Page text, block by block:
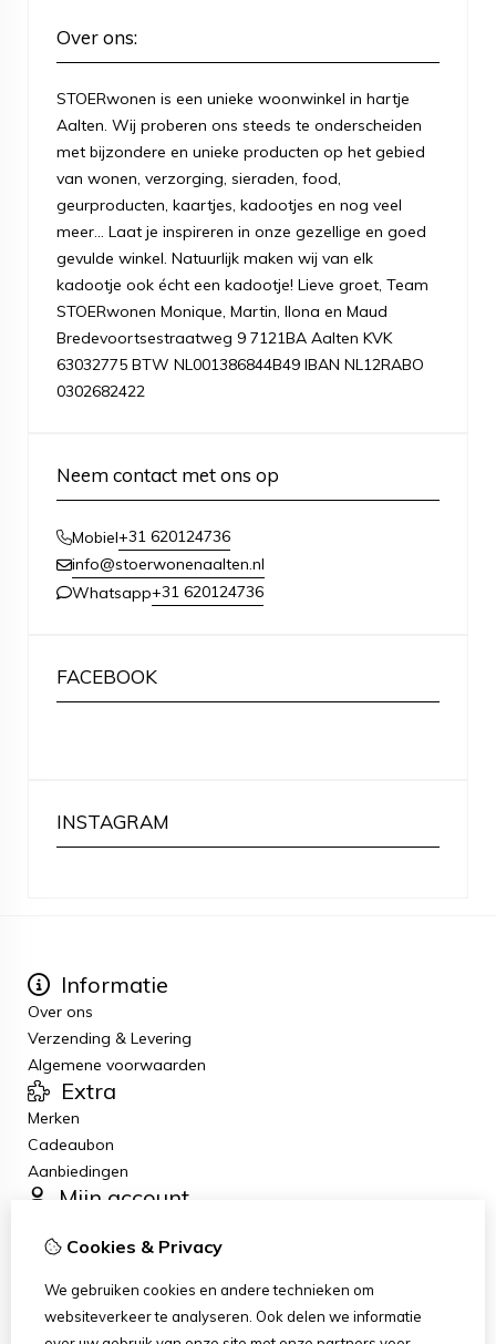
Over ons:
STOERwonen is een unieke woonwinkel in hartje
Aalten. Wij proberen ons steeds te onderscheiden
met bijzondere en unieke producten op het gebied
van wonen, verzorging, sieraden, food,
geurproducten, kaartjes, kadootjes en nog veel
meer... Laat je inspireren in onze gezellige en goed
gevulde winkel. Natuurlijk maken wij van elk
kadootje ook écht een kadootje! Lieve groet, Team
STOERwonen Monique, Martin, Ilona en Maud
Bredevoortsestraatweg 9 7121BA Aalten KVK
63032775 BTW NL001386844B49 IBAN NL12RABO
0302682422
Neem contact met ons op
Mobiel+31 620124736
info@stoerwonenaalten.nl
Whatsapp+31 620124736
FACEBOOK
INSTAGRAM
Informatie
Over ons
Verzending & Levering
Algemene voorwaarden
Extra
Merken
Cadeaubon
Aanbiedingen
Mijn account
Bestelhistorie
Nieuwsbrief
Klantenservice
Cookies & Privacy
We gebruiken cookies en andere technieken om
websiteverkeer te analyseren. Ook delen we informatie